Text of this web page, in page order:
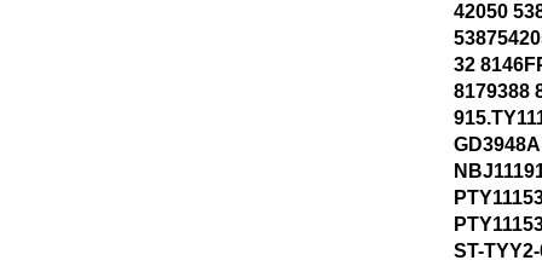
42050
32
8179388
ST-